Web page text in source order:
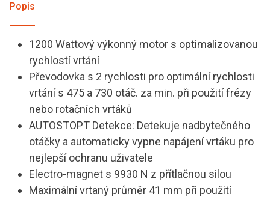
Popis
1200 Wattový výkonný motor s optimalizovanou
rychlostí vrtání
Převodovka s 2 rychlosti pro optimální rychlosti
vrtání s 475 a 730 otáč. za min. při použití frézy
nebo rotačních vrtáků
AUTOSTOPT Detekce: Detekuje nadbytečného
otáčky a automaticky vypne napájení vrtáku pro
nejlepší ochranu uživatele
Electro-magnet s 9930 N z přítlačnou silou
Maximální vrtaný průměr 41 mm při použití